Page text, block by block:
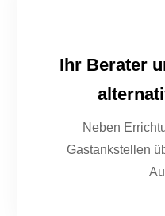
Ihr Berater
Neben
Gastankstellen